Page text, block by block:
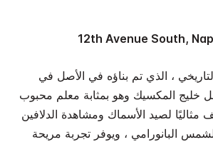
، الذي تم بناؤه في الأصل في
، 1 ، 000 داخل خليج المكسيك وهو بمثابة معلم محبوب
مثاليًا لصيد الأسماك ومشاهدة الدلافين
البانورامي ، ويوفر تجربة مريحة